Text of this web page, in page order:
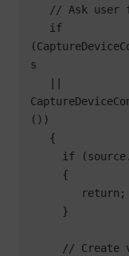
s
())